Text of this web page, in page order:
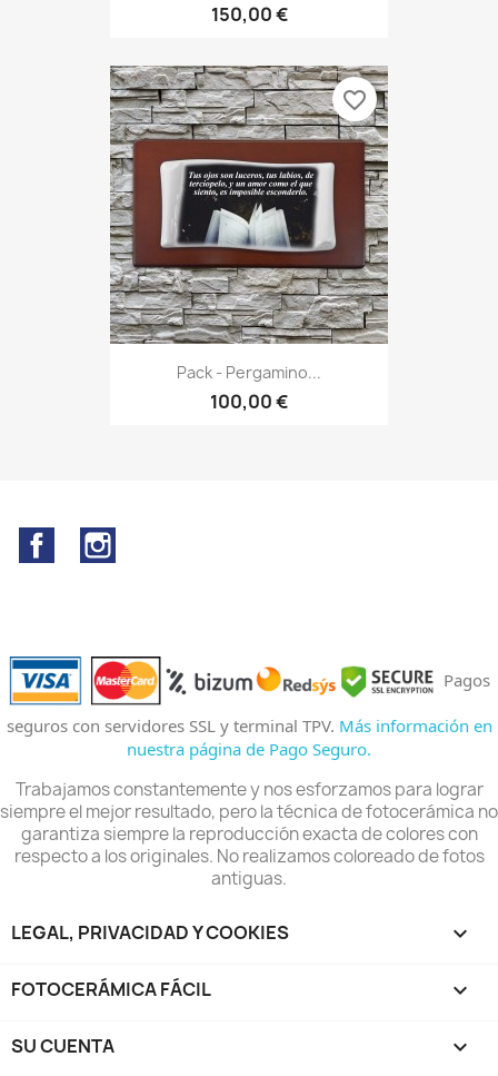
150,00 €
Pack - Pergamino...
100,00 €
favorite_border
Facebook
Pagos
seguros con servidores SSL y terminal TPV. Más información en
nuestra página de Pago Seguro.
Trabajamos constantemente y nos esforzamos para lograr
siempre el mejor resultado, pero la técnica de fotocerámica no
garantiza siempre la reproducción exacta de colores con
respecto a los originales. No realizamos coloreado de fotos
antiguas.
LEGAL, PRIVACIDAD Y COOKIES 
FOTOCERÁMICA FÁCIL 
SU CUENTA 